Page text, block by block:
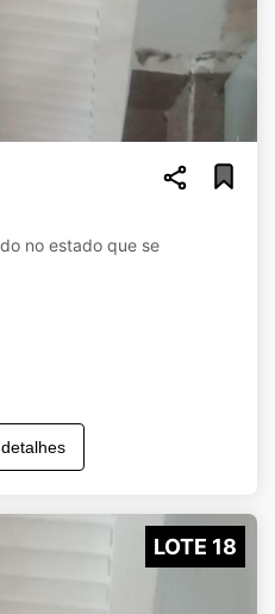
no estado que se
LOTE 18